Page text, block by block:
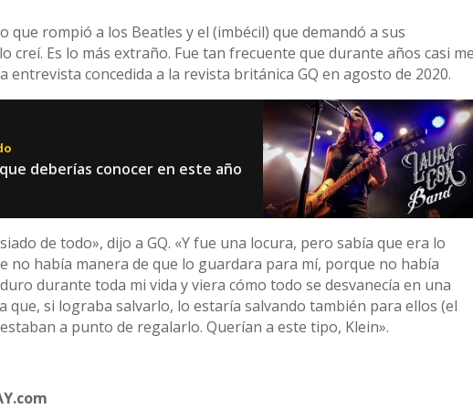
que rompió a los Beatles y el (imbécil) que demandó a sus
creí. Es lo más extraño. Fue tan frecuente que durante años casi
entrevista concedida a la revista británica GQ en agosto de 2020.
deberías conocer en este año
de todo», dijo a GQ. «Y fue una locura, pero sabía que era lo
no había manera de que lo guardara para mí, porque no había
durante toda mi vida y viera cómo todo se desvanecía en una
que, si lograba salvarlo, lo estaría salvando también para ellos (el
a punto de regalarlo. Querían a este tipo, Klein».